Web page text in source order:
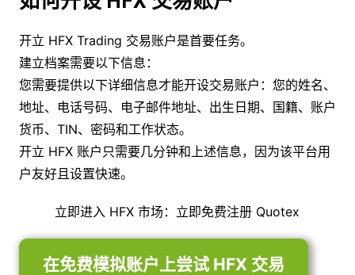
开立 HFX Trading 交易账户是首要任务。
建立档案需要以下信息：
您需要提供以下详细信息才能开设交易账户：您的姓名、
地址、电话号码、电子邮件地址、出生日期、国籍、账户
货币、TIN、密码和工作状态。
开立 HFX 账户只需要几分钟和上述信息，因为该平台用
户友好且设置快速。
立即进入 HFX 市场：立即免费注册 Quotex
在免费模拟账户上尝试 HFX 交易